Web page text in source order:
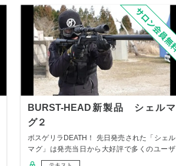
BURST-HEAD新製品 シェルマ
グ２
ボスゲリラDEATH！ 先日発売された「シェル
マグ」は発売当日から大好評で多くのユーザ
ーが…